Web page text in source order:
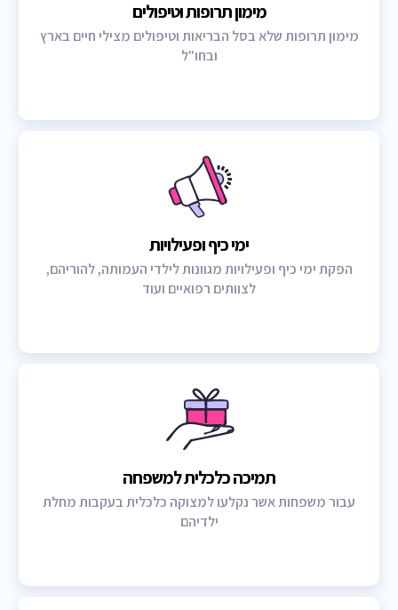
מימון תרופות וטיפולים
מימון תרופות שלא בסל הבריאות וטיפולים מצילי חיים בארץ
ובחו"ל
ימי כיף ופעילויות
הפקת ימי כיף ופעילויות מגוונות לילדי העמותה, להוריהם,
לצוותים רפואיים ועוד
תמיכה כלכלית למשפחה
עבור משפחות אשר נקלעו למצוקה כלכלית בעקבות מחלת
ילדיהם